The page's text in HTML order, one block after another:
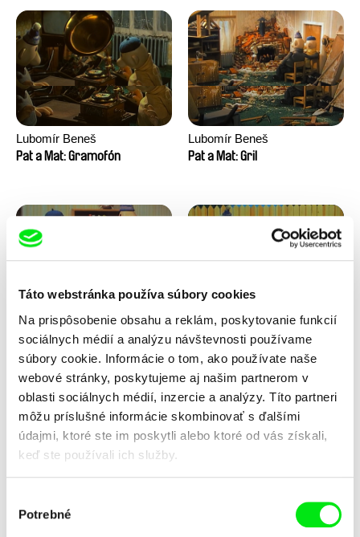
Táto webstránka používa súbory cookies
Na prispôsobenie obsahu a reklám, poskytovanie funkcií
sociálnych médií a analýzu návštevnosti používame
súbory cookie. Informácie o tom, ako používate naše
webové stránky, poskytujeme aj našim partnerom v
oblasti sociálnych médií, inzercie a analýzy. Títo partneri
môžu príslušné informácie skombinovať s ďalšími
údajmi, ktoré ste im poskytli alebo ktoré od vás získali,
keď ste používali ich služby.
súhlasu
Potrebné
Lubomír Beneš
Pat a Mat: Gramofón
Lubomír Beneš
Pat a Mat: Gril
Lubomír Beneš
Pat a Mat: Hojdacie kreslo
Lubomír Beneš
Pat a Mat: Hrnčiari